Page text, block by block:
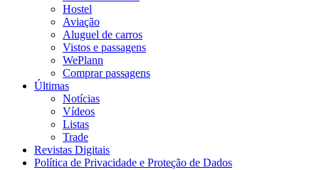
Hostel
Aviação
Aluguel de carros
Vistos e passagens
WePlann
Comprar passagens
Últimas
Notícias
Vídeos
Listas
Trade
Revistas Digitais
Política de Privacidade e Proteção de Dados